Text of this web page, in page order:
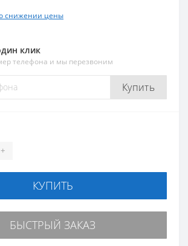
снижении цены
клик
телефона и мы перезвоним
Купить
+
КУПИТЬ
БЫСТРЫЙ ЗАКАЗ